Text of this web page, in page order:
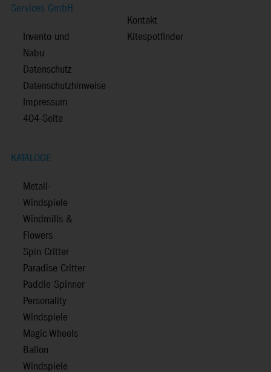
Services GmbH
Invento und
Nabu
Datenschutz
Datenschutzhinweise
Impressum
404-Seite
Kontakt
Kitespotfinder
KATALOGE
Metall-
Windspiele
Windmills &
Flowers
Spin Critter
Paradise Critter
Paddle Spinner
Personality
Windspiele
Magic Wheels
Ballon
Windspiele